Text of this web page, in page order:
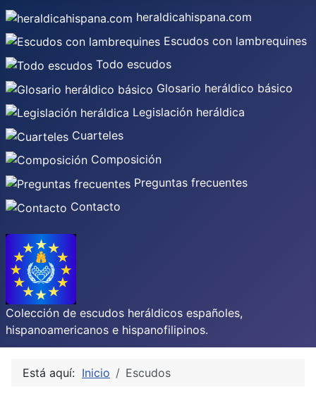
heraldicahispana.com
Escudos con lambrequines
Todo escudos
Glosario heráldico básico
Legislación heráldica
Cuarteles
Composición
Preguntas frecuentes
Contacto
Colección de escudos heráldicos españoles,
hispanoamericanos e hispanofilipinos.
Está aquí: Inicio Escudos